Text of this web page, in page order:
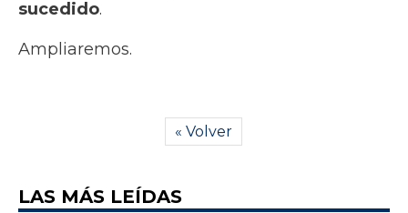
sucedido.
Ampliaremos.
« Volver
LAS MÁS LEÍDAS